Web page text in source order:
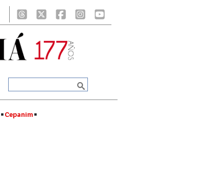
Cepanim